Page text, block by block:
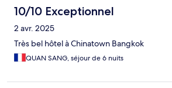
10/10 Exceptionnel
2 avr. 2025
Très bel hôtel à Chinatown Bangkok
QUAN SANG, séjour de 6 nuits